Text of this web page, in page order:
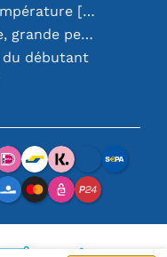
Choisir le bon capteur de température [youtube]
Batteries 18650 : petite taille, grande performance
du débutant